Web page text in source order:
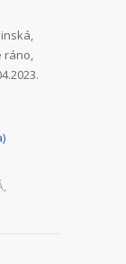
ráno,
,